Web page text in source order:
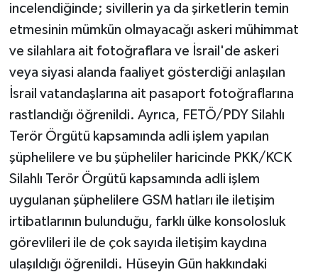
incelendiğinde; sivillerin ya da şirketlerin temin
etmesinin mümkün olmayacağı askeri mühimmat
ve silahlara ait fotoğraflara ve İsrail'de askeri
veya siyasi alanda faaliyet gösterdiği anlaşılan
İsrail vatandaşlarına ait pasaport fotoğraflarına
rastlandığı öğrenildi. Ayrıca, FETÖ/PDY Silahlı
Terör Örgütü kapsamında adli işlem yapılan
şüphelilere ve bu şüpheliler haricinde PKK/KCK
Silahlı Terör Örgütü kapsamında adli işlem
uygulanan şüphelilere GSM hatları ile iletişim
irtibatlarının bulunduğu, farklı ülke konsolosluk
görevlileri ile de çok sayıda iletişim kaydına
ulaşıldığı öğrenildi. Hüseyin Gün hakkındaki